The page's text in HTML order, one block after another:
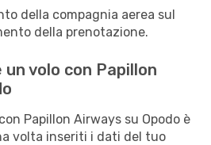
della compagnia aerea sul
della prenotazione.
volo con Papillon
Papillon Airways su Opodo è
volta inseriti i dati del tuo